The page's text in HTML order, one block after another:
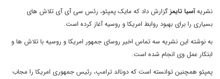
نشریهآسیا تایمزگزارش داد که مایک پمپئو، رئس سی آی آی تلاش های
بسیاری را برای بهبود روابط امریکا و روسیه آغاز کرده است.
به نوشته این نشریه سه تماس اخیر روسای جمهور امریکا و روسیه با تلاش ها و
ابتکار عمل وی انجام شده است.
پمپئو همچنین توانسته است که دونالد ترامپ، رئیس جمهوری امریکا را مجاب